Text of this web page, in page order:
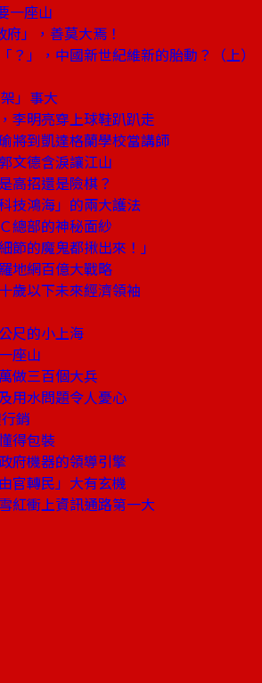
一座山
」，善莫大焉！
」，中國新世紀維新的胎動？（上）
」事大
李明亮穿上球鞋趴趴走
將到凱達格蘭學校當講師
文德含淚讓江山
高招還是險棋？
技鴻海」的兩大護法
總部的神秘面紗
節的魔鬼都揪出來！」
地網百億大戰略
歲以下未來經濟領袖
尺的小上海
座山
做三百個大兵
用水問題令人憂心
銷
得包裝
府機器的領導引擎
官轉民」大有玄機
紅衝上資訊通路第一大